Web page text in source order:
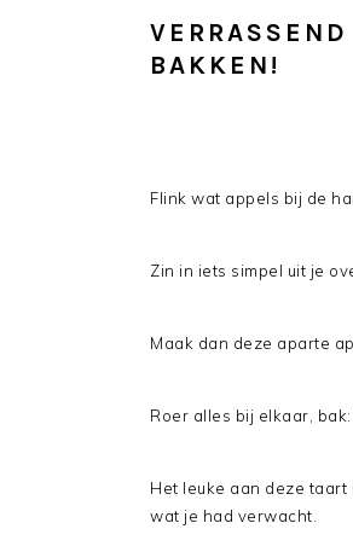
BAKKEN!
Flink wat appels bij de
Zin in iets simpel uit je
Maak dan deze aparte
Roer alles bij elkaar,
Het leuke aan deze
wat je had verwacht.